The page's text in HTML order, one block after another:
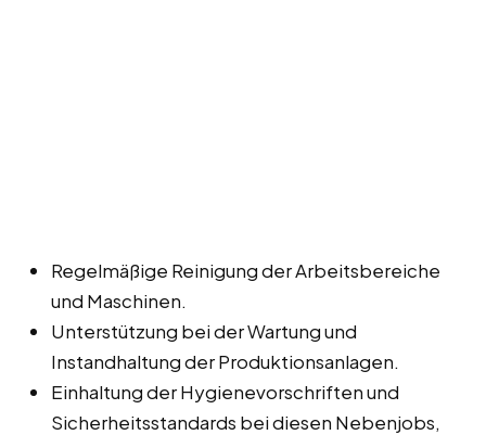
Regelmäßige Reinigung der Arbeitsbereiche
und Maschinen.
Unterstützung bei der Wartung und
Instandhaltung der Produktionsanlagen.
Einhaltung der Hygienevorschriften und
Sicherheitsstandards bei diesen Nebenjobs,